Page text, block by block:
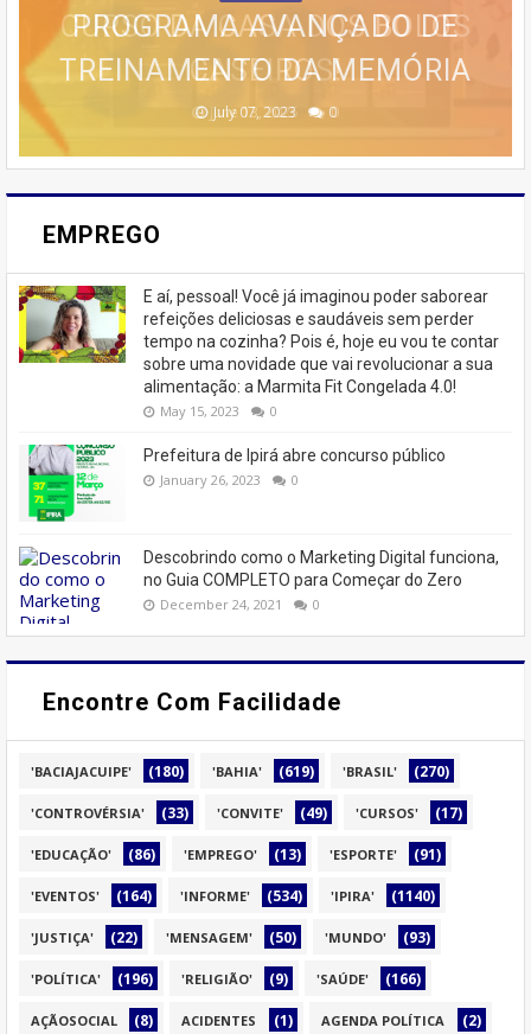
🚨 ÚLTIMAS VAGAS EM IPIRÁ!
🚨
February 23, 2026
EMAGRECER SEM SAIR DE
CASA
August 10, 2025
CURSO DA CASA DOS BOLOS
CASEIROS!
June 13, 2025 0
PROGRAMA AVANÇADO DE
TREINAMENTO DA MEMÓRIA
July 07, 2023 0
ESTRATÉGIAS AVANÇADAS DE
MARKETING 6.0.
June 07, 2023 0
EMPREGO
E aí, pessoal! Você já imaginou poder saborear
refeições deliciosas e saudáveis ​​sem perder
tempo na cozinha? Pois é, hoje eu vou te contar
sobre uma novidade que vai revolucionar a sua
alimentação: a Marmita Fit Congelada 4.0!
May 15, 2023 0
Prefeitura de Ipirá abre concurso público
January 26, 2023 0
Descobrindo como o Marketing Digital funciona,
no Guia COMPLETO para Começar do Zero
December 24, 2021 0
Encontre Com Facilidade
'BACIAJACUIPE' (180) 'BAHIA' (619) 'BRASIL' (270)
'CONTROVÉRSIA' (33) 'CONVITE' (49) 'CURSOS' (17)
'EDUCAÇÃO' (86) 'EMPREGO' (13) 'ESPORTE' (91)
'EVENTOS' (164) 'INFORME' (534) 'IPIRA' (1140)
'JUSTIÇA' (22) 'MENSAGEM' (50) 'MUNDO' (93)
'POLÍTICA' (196) 'RELIGIÃO' (9) 'SAÚDE' (166)
AÇÃOSOCIAL (8) ACIDENTES (1) AGENDA POLÍTICA (2)